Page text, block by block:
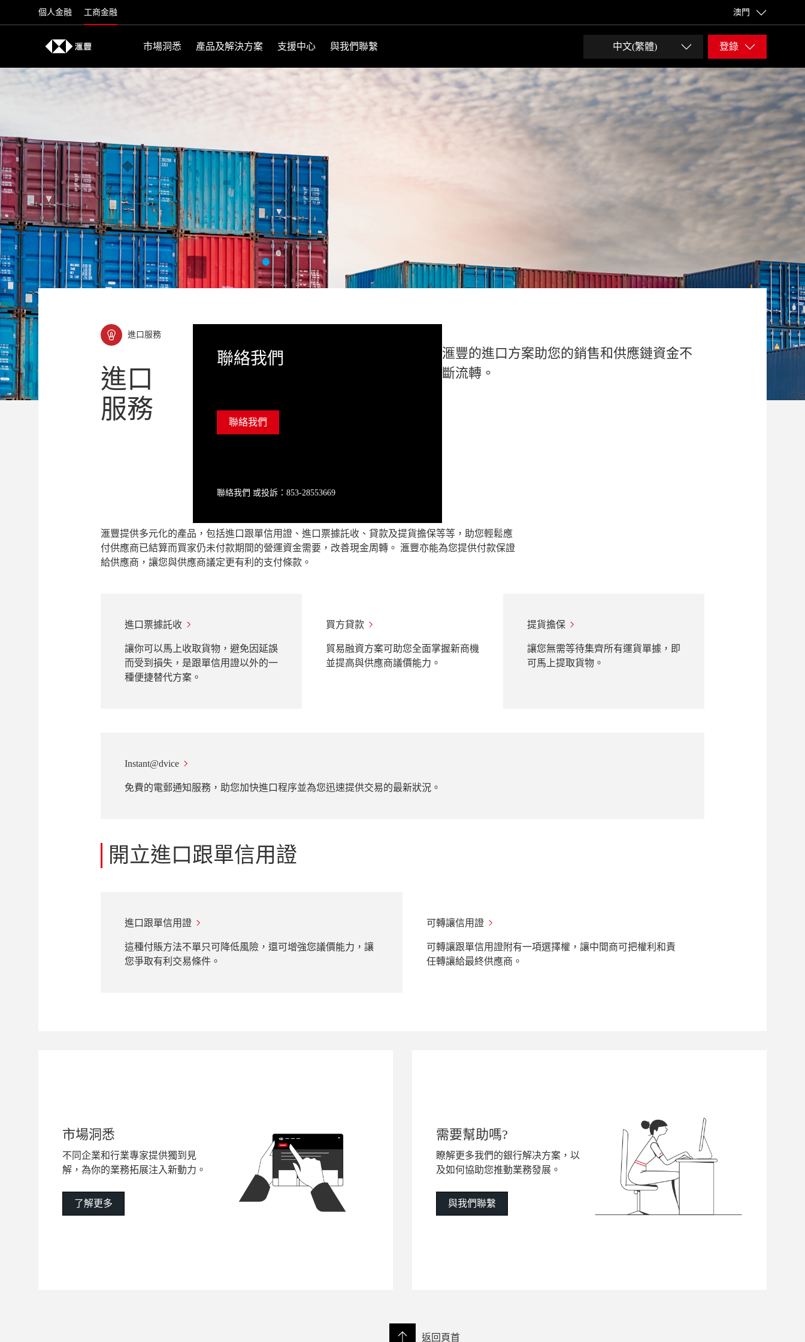
個人金融 工商金融 澳門
市場洞悉 產品及解決方案 支援中心 與我們聯繫 中文(繁體) 登錄
進口服務
進口
服務
聯絡我們
聯絡我們
聯絡我們 或投訴：853-28553669
滙豐的進口方案助您的銷售和供應鏈資金不
斷流轉。
滙豐提供多元化的產品，包括進口跟單信用證、進口票據託收、貸款及提貨擔保等等，助您輕鬆應
付供應商已結算而買家仍未付款期間的營運資金需要，改善現金周轉。 滙豐亦能為您提供付款保證
給供應商，讓您與供應商議定更有利的支付條款。
進口票據託收
讓你可以馬上收取貨物，避免因延誤
而受到損失，是跟單信用證以外的一
種便捷替代方案。​
買方貸款
貿易融資方案可助您全面掌握新商機
並提高與供應商議價能力。
提貨擔保
讓您無需等待集齊所有運貨單據，即
可馬上提取貨物。
Instant@dvice
免費的電郵通知服務，助您加快進口程序並為您迅速提供交易的最新狀況。
開立進口跟單信用證
進口跟單信用證
這種付賬方法不單只可降低風險，還可增強您議價能力，讓
您爭取有利交易條件。
可轉讓信用證
可轉讓跟單信用證附有一項選擇權，讓中間商可把權利和責
任轉讓給最終供應商。
市場洞悉
不同企業和行業專家提供獨到見
解，為你的業務拓展注入新動力。
了解更多
需要幫助嗎?
瞭解更多我們的銀行解决方案，以
及如何協助您推動業務發展。
與我們聯繫
返回頁首